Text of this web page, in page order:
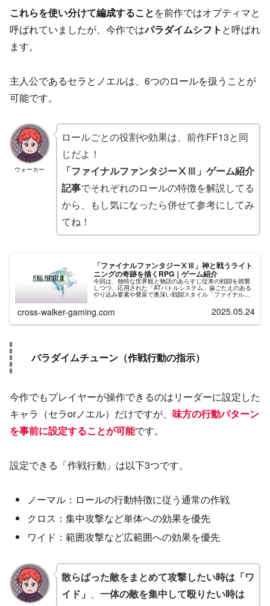
これらを使い分けて編成することを前作ではオプティマと
呼ばれていましたが、今作ではパラダイムシフト と呼ばれ
ます。
主人公であるセラとノエルは、6つのロールを扱うことが
可能です。
ウォーカー
ロールごとの役割や効果は、前作FF13と同
じだよ！
「ファイナルファンタジーⅩⅢ」ゲーム紹介
記事でそれぞれのロールの特徴を解説してる
から、もし気になったら併せて参考にしてみ
てね！
「ファイナルファンタジーⅩⅢ」神と戦うライト
ニングの奇跡を描くRPG｜ゲーム紹介
今回は、独特な世界観と物語のあらすじ従来の戦闘を踏襲
しつつ、応用された「ATバトルシステム」歯ごたえのある
やり込み要素や豊富で奥深い戦闘スタイル「ファイナルフ
ァンタジーⅩⅢ」について紹介しますウォーカーFFシリー
cross-walker-gaming.com 2025.05.24
パラダイムチューン（作戦行動の指示）
今作でもプレイヤーが操作できるのはリーダーに設定した
キャラ（セラorノエル）だけですが、 味方の行動パターン
を事前に設定することが可能です。
設定できる「作戦行動」は以下3つです。
ノーマル：ロールの行動特徴に従う通常の作戦
クロス：集中攻撃など単体への効果を優先
ワイド：範囲攻撃など広範囲への効果を優先
散らばった敵をまとめて攻撃したい時は「ワ
イド」 、 一体の敵を集中して殴りたい時は